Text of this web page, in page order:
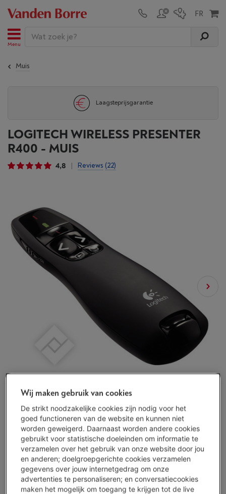
Menu
Muis
Laagsteprijsgarantie
LOGITECH WIRELESS PRESENTER
R400 - MUIS
4,8 Reviews (22)
Morgen geleverd- Bekijk voorraad
€ 29,99
Minder dan 5 in stock, bestel nu!
Wij maken gebruik van cookies
De strikt noodzakelijke cookies zijn nodig voor het
goed functioneren van de website en kunnen niet
worden geweigerd. Daarnaast worden andere cookies
gebruikt voor statistische doeleinden om informatie te
verzamelen over het gebruik van onze website door jou
en anderen; doelgroepgerichte cookies verzamelen
gegevens over jouw internetgedrag om onze
advertenties te personaliseren; en conversatiecookies
maken het mogelijk om toegang te krijgen tot de live